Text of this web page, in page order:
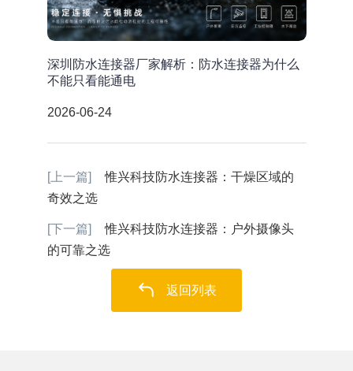
深圳防水连接器厂家解析：防水连接器为什么
不能只看能通电
2026-06-24
[上一篇]
惟兴科技防水连接器：干燥区域的
奇效之选
[下一篇]
惟兴科技防水连接器：户外摄像头
的可靠之选
返回列表